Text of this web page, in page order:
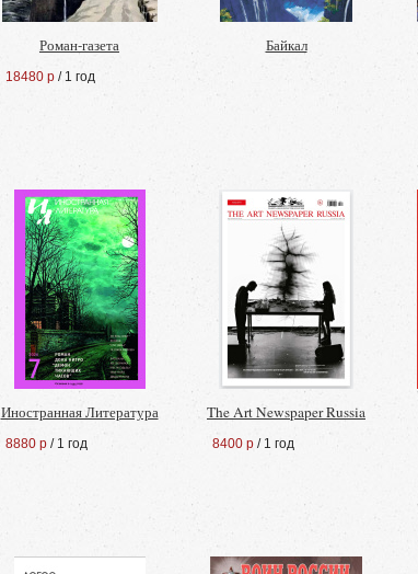
Роман-газета
18480 р / 1 год
Байкал
Иностранная Литература
8880 р / 1 год
The Art Newspaper Russia
8400 р / 1 год